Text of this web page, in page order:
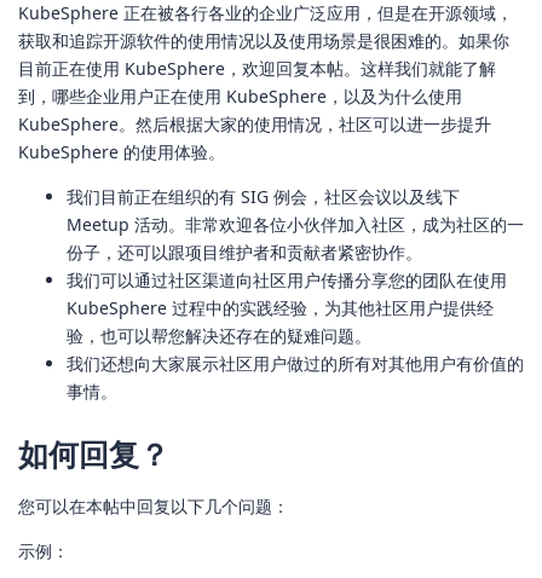
KubeSphere 正在被各行各业的企业广泛应用，但是在开源领域，
获取和追踪开源软件的使用情况以及使用场景是很困难的。如果你
目前正在使用 KubeSphere，欢迎回复本帖。这样我们就能了解
到，哪些企业用户正在使用 KubeSphere，以及为什么使用
KubeSphere。然后根据大家的使用情况，社区可以进一步提升
KubeSphere 的使用体验。
我们目前正在组织的有 SIG 例会，社区会议以及线下
Meetup 活动。非常欢迎各位小伙伴加入社区，成为社区的一
份子，还可以跟项目维护者和贡献者紧密协作。
我们可以通过社区渠道向社区用户传播分享您的团队在使用
KubeSphere 过程中的实践经验，为其他社区用户提供经
验，也可以帮您解决还存在的疑难问题。
我们还想向大家展示社区用户做过的所有对其他用户有价值的
事情。
如何回复？
您可以在本帖中回复以下几个问题：
示例：